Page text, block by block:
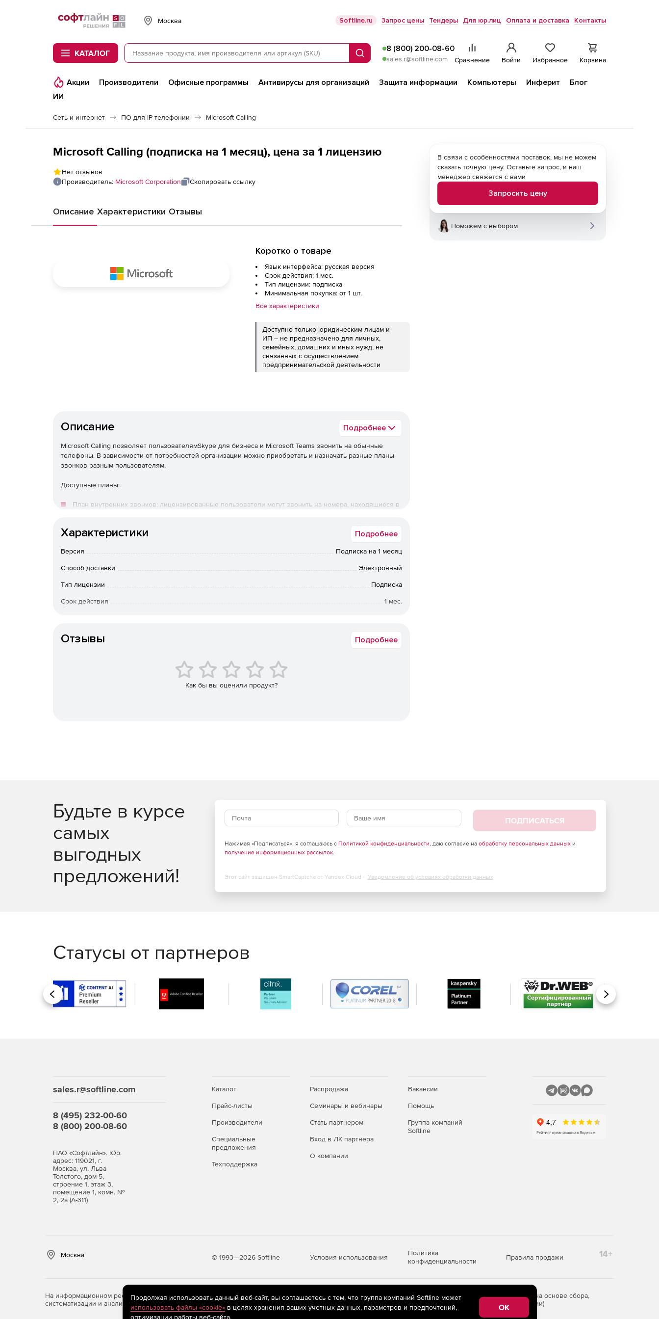
Softline
Москва Softline.ru Запрос цены Тендеры Для юр.лиц Оплата и доставка Контакты
КАТАЛОГ Поиск
8 (800) 200-08-60
sales.r@softline.com Сравнение Войти Избранное Корзина
Акции Производители Офисные программы Антивирусы для организаций Защита информации Компьютеры Инферит
Блог
ИИ
Сеть и интернет ПО для IP-телефонии Microsoft Calling
Microsoft Calling (подписка на 1 месяц), цена за 1 лицензию
Нет отзывов
Производитель: Microsoft Corporation Скопировать ссылку
Описание Характеристики Отзывы
Коротко о товаре
Язык интерфейса: русская версия
Срок действия: 1 мес.
Тип лицензии: подписка
Минимальная покупка: от 1 шт.
Все характеристики
Доступно только юридическим лицам и
ИП – не предназначено для личных,
семейных, домашних и иных нужд, не
связанных с осуществлением
предпринимательской деятельности
Описание Подробнее
Microsoft Calling позволяет пользователямSkype для бизнеса и Microsoft Teams звонить на обычные
телефоны. В зависимости от потребностей организации можно приобретать и назначать разные планы
звонков разным пользователям.
Доступные планы:
План внутренних звонков: лицензированные пользователи могут звонить на номера, находящиеся в
План внутренних и международных звонков: лицензированные пользователи могут звонить на
номера, находящиеся в стране или регионе, в которых пользователю назначена лицензия на Office
странах и регионах.
Характеристики Подробнее
Версия Подписка на 1 месяц
Способ доставки Электронный
Тип лицензии Подписка
Срок действия 1 мес.
Отзывы Подробнее
Как бы вы оценили продукт?
В связи с особенностями поставок, мы не можем
сказать точную цену. Оставьте запрос, и наш
менеджер свяжется с вами
Запросить цену
Поможем с выбором
Будьте в курсе
самых
выгодных
предложений!
ПОДПИСАТЬСЯ
Нажимая «Подписаться», я соглашаюсь с Политикой конфиденциальности, даю согласие на обработку персональных данныхи
получение информационных рассылок.
Этот сайт защищен SmartCaptcha от Yandex Cloud - Уведомление об условиях обработки данных
Статусы от партнеров
Назад Вперед
sales.r@softline.com
8 (495) 232-00-60
8 (800) 200-08-60
ПАО «Софтлайн». Юр.
адрес: 119021, г.
Москва, ул. Льва
Толстого, дом 5,
строение 1, этаж 3,
помещение 1, комн. №
2, 2а (А-311)
Каталог
Прайс-листы
Производители
Специальные
предложения
Техподдержка
Распродажа
Семинары и вебинары
Стать партнером
Вход в ЛК партнера
О компании
Вакансии
Помощь
Группа компаний
Softline
Москва © 1993—2026 Softline Условия использования
Политика
конфиденциальности
Правила продажи 14+
На информационном ресурсе store.softline.ru применяютсярекомендательные технологии(информационные технологии предоставления информации на основе сбора,
систематизации и анализа сведений, относящихся к предпочтениям пользователей сети «Интернет», находящихся на территории Российской Федерации)
Продолжая использовать данный веб-сайт, вы соглашаетесь с тем, что группа компаний Softline может
использовать файлы «cookie»в целях хранения ваших учетных данных, параметров и предпочтений,
оптимизации работы веб-сайта.
OK